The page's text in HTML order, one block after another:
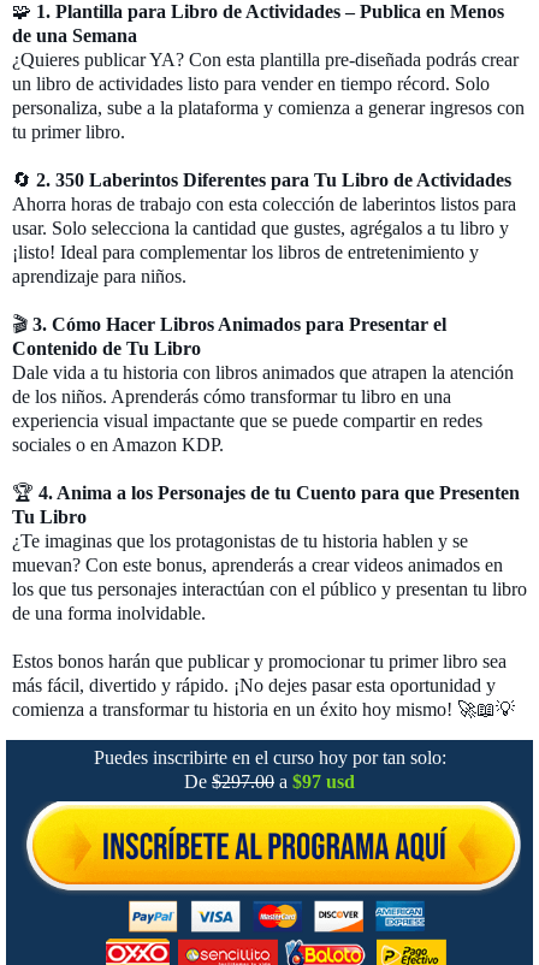
🧩 1. Plantilla para Libro de Actividades – Publica en Menos
de una Semana
¿Quieres publicar YA? Con esta plantilla pre-diseñada podrás crear
un libro de actividades listo para vender en tiempo récord. Solo
personaliza, sube a la plataforma y comienza a generar ingresos con
tu primer libro.
🔄 2. 350 Laberintos Diferentes para Tu Libro de Actividades
Ahorra horas de trabajo con esta colección de laberintos listos para
usar. Solo selecciona la cantidad que gustes, agrégalos a tu libro y
¡listo! Ideal para complementar los libros de entretenimiento y
aprendizaje para niños.
🎬 3. Cómo Hacer Libros Animados para Presentar el
Contenido de Tu Libro
Dale vida a tu historia con libros animados que atrapen la atención
de los niños. Aprenderás cómo transformar tu libro en una
experiencia visual impactante que se puede compartir en redes
sociales o en Amazon KDP.
🏆 4. Anima a los Personajes de tu Cuento para que Presenten
Tu Libro
¿Te imaginas que los protagonistas de tu historia hablen y se
muevan? Con este bonus, aprenderás a crear videos animados en
los que tus personajes interactúan con el público y presentan tu libro
de una forma inolvidable.
Estos bonos harán que publicar y promocionar tu primer libro sea
más fácil, divertido y rápido. ¡No dejes pasar esta oportunidad y
comienza a transformar tu historia en un éxito hoy mismo! 🚀📖💡
Puedes inscribirte en el curso hoy por tan solo:
De $297.00 a $97 usd